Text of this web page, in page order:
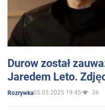
Durow został
Jaredem Leto.
Rozrywka05.03.2025 19:45 36